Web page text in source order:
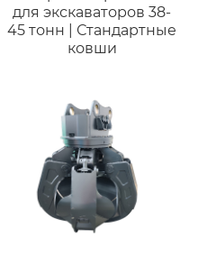
для экскаваторов 38-
45 тонн | Стандартные
ковши